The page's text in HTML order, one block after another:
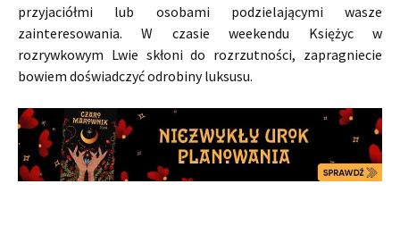
przyjaciółmi lub osobami podzielającymi wasze
zainteresowania. W czasie weekendu Księżyc w
rozrywkowym Lwie skłoni do rozrzutności, zapragniecie
bowiem doświadczyć odrobiny luksusu.